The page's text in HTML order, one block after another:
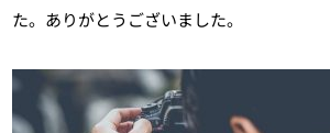
た。ありがとうございました。